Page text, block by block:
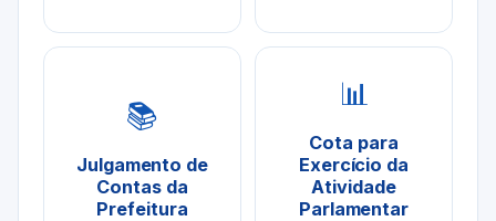
📚
Julgamento de
Contas da
Prefeitura
📊
Cota para
Exercício da
Atividade
Parlamentar